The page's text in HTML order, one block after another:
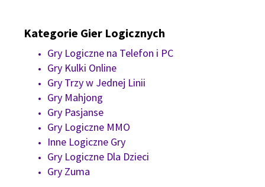
Kategorie Gier Logicznych
Gry Logiczne na Telefon i PC
Gry Kulki Online
Gry Trzy w Jednej Linii
Gry Mahjong
Gry Pasjanse
Gry Logiczne MMO
Inne Logiczne Gry
Gry Logiczne Dla Dzieci
Gry Zuma